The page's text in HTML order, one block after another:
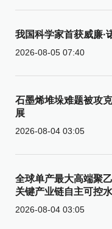
我国科学家首获威廉·
2026-08-05 07:40
石墨烯堆垛难题被攻
展
2026-08-04 03:05
全球单产最大高端聚
关键产业链自主可控
2026-08-04 03:05